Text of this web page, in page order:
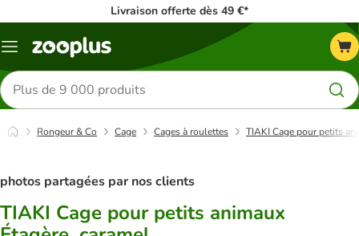
Livraison offerte dès 49 €*
Menu
Rechercher
des
produits
Rongeur & Co Cage Cages à roulettes TIAKI Cage pour petits
photos partagées par nos clients
TIAKI Cage pour petits animaux